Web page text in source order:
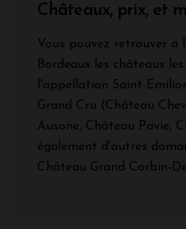
Châteaux, prix, et
Vous pouvez retrouver à
Bordeaux les châteaux
l'appellation Saint-
Grand Cru (Château
Ausone, Château Pavie,
également d'autres
Château Grand Corbin-